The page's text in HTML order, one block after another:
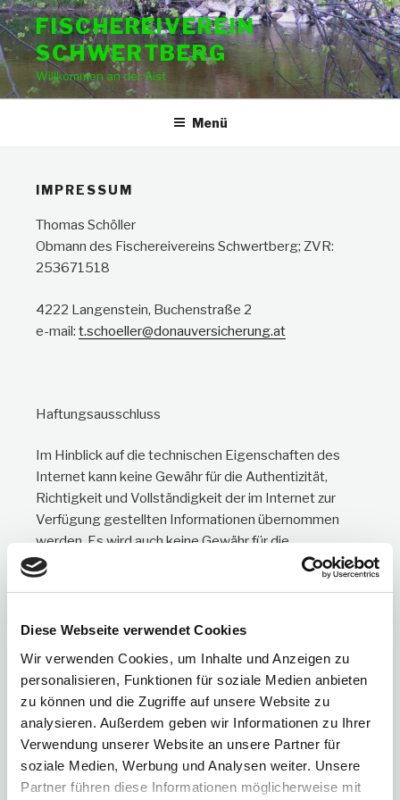
Diese Webseite verwendet Cookies
Wir verwenden Cookies, um Inhalte und Anzeigen zu
personalisieren, Funktionen für soziale Medien anbieten
zu können und die Zugriffe auf unsere Website zu
analysieren. Außerdem geben wir Informationen zu Ihrer
Verwendung unserer Website an unsere Partner für
soziale Medien, Werbung und Analysen weiter. Unsere
Partner führen diese Informationen möglicherweise mit
Zum
Inhalt
springen
FISCHEREIVEREIN
SCHWERTBERG
Willkommen an der Aist
Menü
IMPRESSUM
Thomas Schöller
Obmann des Fischereivereins Schwertberg; ZVR:
253671518
4222 Langenstein, Buchenstraße 2
e-mail: t.schoeller@donauversicherung.at
Haftungsausschluss
Im Hinblick auf die technischen Eigenschaften des
Internet kann keine Gewähr für die Authentizität,
Richtigkeit und Vollständigkeit der im Internet zur
Verfügung gestellten Informationen übernommen
werden. Es wird auch keine Gewähr für die
Verfügbarkeit oder den Betrieb der
sonstige Schäden, unabhängig von deren
Ursachen, die aus der Benutzung oder
Nichtverfügbarkeit der Daten und Informationen
dieser Homepage erwachsen, wird, soweit
rechtlich zulässig, ausgeschlossen.
Haftung für Links